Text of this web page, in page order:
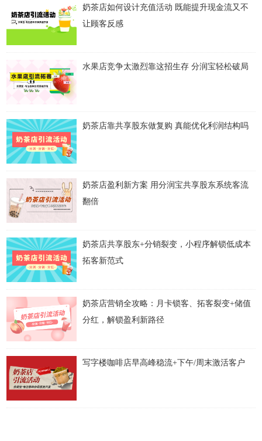
奶茶店如何设计充值活动 既能提升现金流又不
让顾客反感
水果店竞争太激烈靠这招生存 分润宝轻松破局
奶茶店靠共享股东做复购 真能优化利润结构吗
奶茶店盈利新方案 用分润宝共享股东系统客流
翻倍
奶茶店共享股东+分销裂变，小程序解锁低成本
拓客新范式
奶茶店营销全攻略：月卡锁客、拓客裂变+储值
分红，解锁盈利新路径
写字楼咖啡店早高峰稳流+下午/周末激活客户